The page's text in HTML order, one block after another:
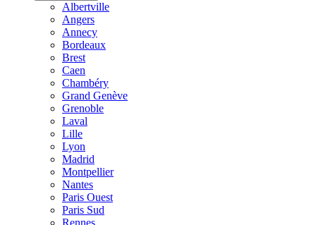
Albertville
Angers
Annecy
Bordeaux
Brest
Caen
Chambéry
Grand Genève
Grenoble
Laval
Lille
Lyon
Madrid
Montpellier
Nantes
Paris Ouest
Paris Sud
Rennes